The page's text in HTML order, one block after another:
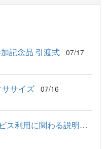
記念品 引渡式 07/17
サイズ 07/16
令和8年度 障がい福祉サービス利用に関わる説明会が行われました